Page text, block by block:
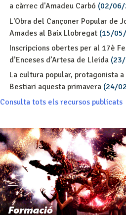
a càrrec d'Amadeu Carbó (02/
L'Obra del Cançoner Popular de
Amades al Baix Llobregat(15/
Inscripcions obertes per al 17è
d’Enceses d’Artesa de Lleida(23/
La cultura popular, protagonista a
Bestiari aquesta primavera(24/
Consulta tots els recursos publicats